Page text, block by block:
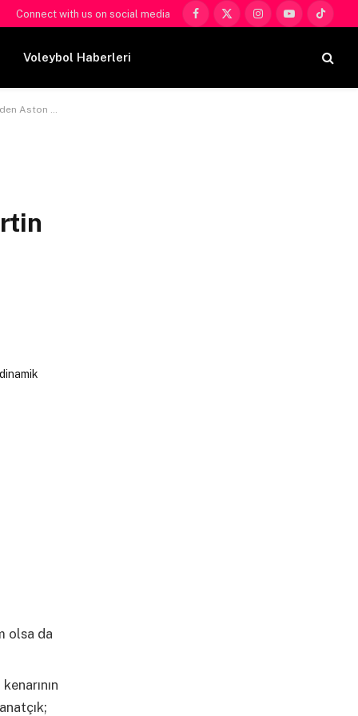
Connect with us on social media
Facebook
X
InstagramYouTubeTikTok
Voleybol Haberleri
yükseltmeleri
olsa da